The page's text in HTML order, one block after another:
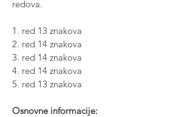
redova.
1. red 13 znakova
2. red 14 znakova
3. red 14 znakova
4. red 14 znakova
5. red 13 znakova
Osnovne informacije: